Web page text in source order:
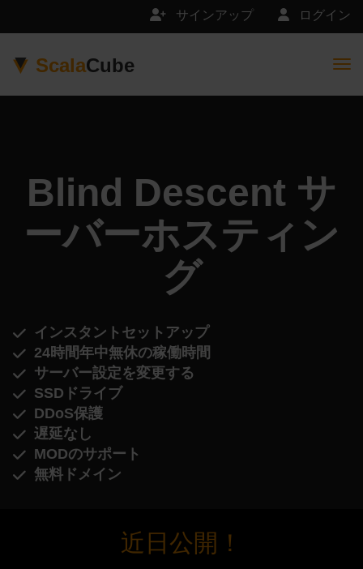
ログイン
サインアップ
ScalaCube
Blind Descent サ
ーバーホスティン
グ
インスタントセットアップ
24時間年中無休の稼働時間
サーバー設定を変更する
SSDドライブ
DDoS保護
遅延なし
MODのサポート
無料ドメイン
近日公開！